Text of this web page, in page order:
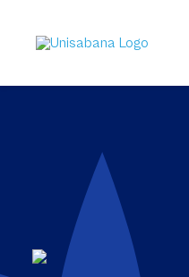
contenido
principal